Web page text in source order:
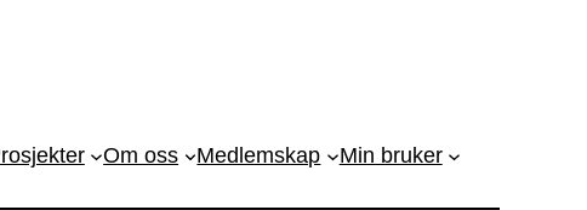
Om oss Medlemskap Min bruker